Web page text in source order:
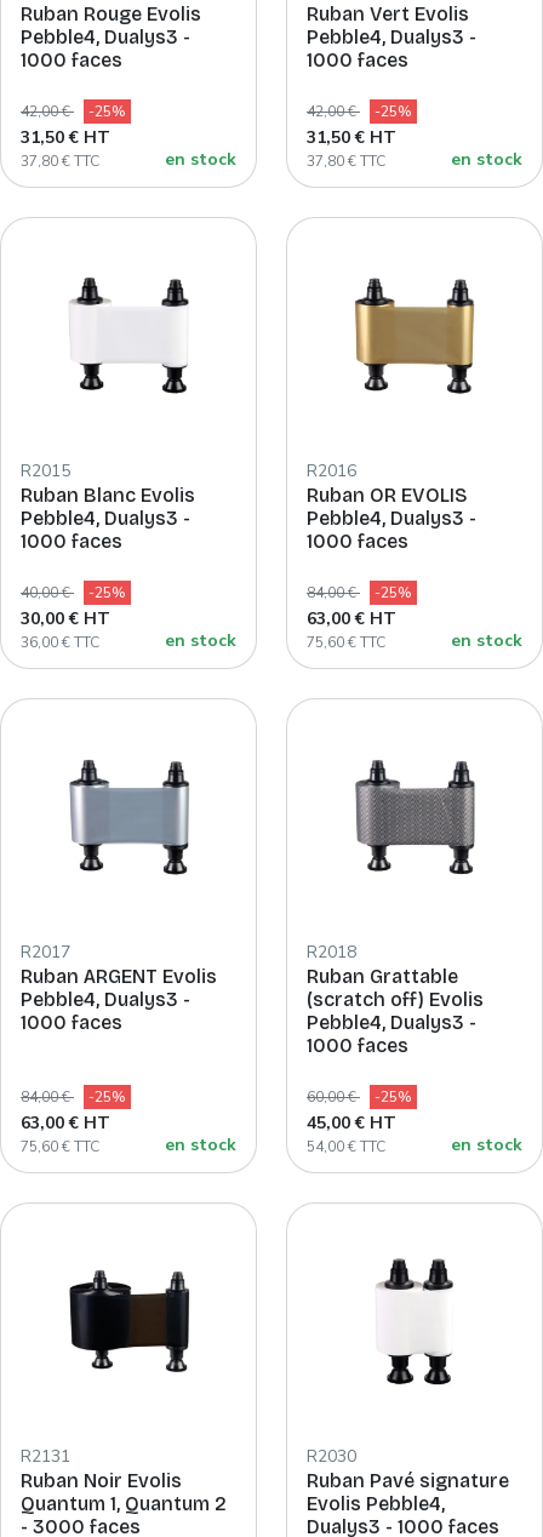
Ruban Rouge Evolis
Pebble4, Dualys3 -
1000 faces
42,00 € -25%
31,50 € HT
37,80 € TTC en stock
Ruban Vert Evolis
Pebble4, Dualys3 -
1000 faces
42,00 € -25%
31,50 € HT
37,80 € TTC en stock
R2015
Ruban Blanc Evolis
Pebble4, Dualys3 -
1000 faces
40,00 € -25%
30,00 € HT
36,00 € TTC en stock
R2016
Ruban OR EVOLIS
Pebble4, Dualys3 -
1000 faces
84,00 € -25%
63,00 € HT
75,60 € TTC en stock
R2017
Ruban ARGENT Evolis
Pebble4, Dualys3 -
1000 faces
84,00 € -25%
63,00 € HT
75,60 € TTC en stock
R2018
Ruban Grattable
(scratch off) Evolis
Pebble4, Dualys3 -
1000 faces
60,00 € -25%
45,00 € HT
54,00 € TTC en stock
R2131
Ruban Noir Evolis
Quantum 1, Quantum 2
- 3000 faces
R2030
Ruban Pavé signature
Evolis Pebble4,
Dualys3 - 1000 faces